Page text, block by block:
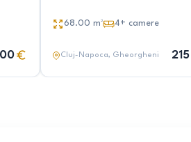
68.00 m² 4+ camere
Cluj-Napoca, Gheorgheni